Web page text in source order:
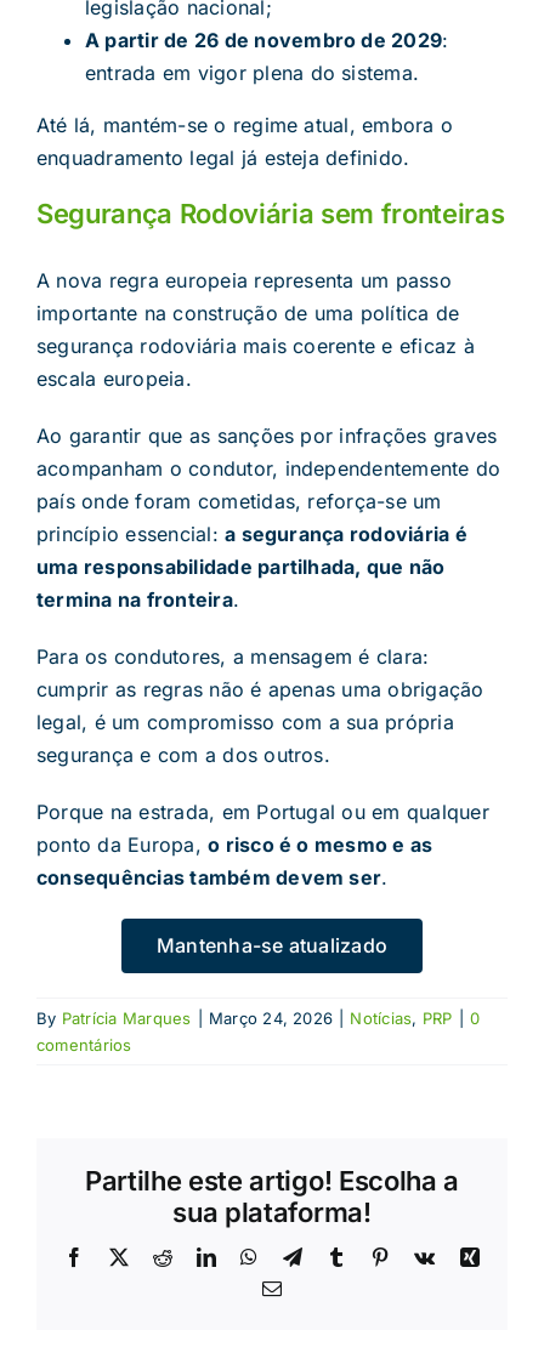
legislação nacional;
A partir de 26 de novembro de 2029:
entrada em vigor plena do sistema.
Até lá, mantém-se o regime atual, embora o
enquadramento legal já esteja definido.
Segurança Rodoviária sem fronteiras
A nova regra europeia representa um passo
importante na construção de uma política de
segurança rodoviária mais coerente e eficaz à
escala europeia.
Ao garantir que as sanções por infrações graves
acompanham o condutor, independentemente do
país onde foram cometidas, reforça-se um
princípio essencial:a segurança rodoviária é
uma responsabilidade partilhada, que não
termina na fronteira.
Para os condutores, a mensagem é clara:
cumprir as regras não é apenas uma obrigação
legal, é um compromisso com a sua própria
segurança e com a dos outros.
Porque na estrada, em Portugal ou em qualquer
ponto da Europa,o risco é o mesmo e as
consequências também devem ser.
Mantenha-se atualizado
By Patrícia Marques Março 24, 2026 Notícias, PRP
0
comentários
Partilhe este artigo! Escolha a
sua plataforma!
Facebook
X RedditLinkedInWhatsApp
TelegramTumblr Pinterest
Vk
Xing
Email